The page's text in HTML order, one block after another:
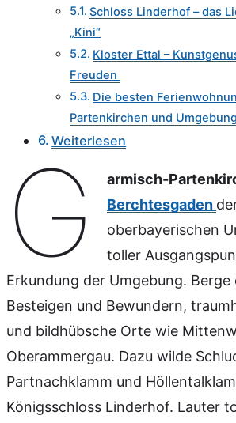
Schloss Linderhof – das
„Kini“
Kloster Ettal –
Freuden
Die besten
Partenkirchen und Umgebung
Weiterlesen
G armisch-
Berchtesgaden
oberbayerischen
toller
Erkundung der Umgebung. Berge
Besteigen und Bewundern,
und bildhübsche Orte wie
Oberammergau. Dazu wilde
Partnachklamm und
Königsschloss Linderhof. Lauter